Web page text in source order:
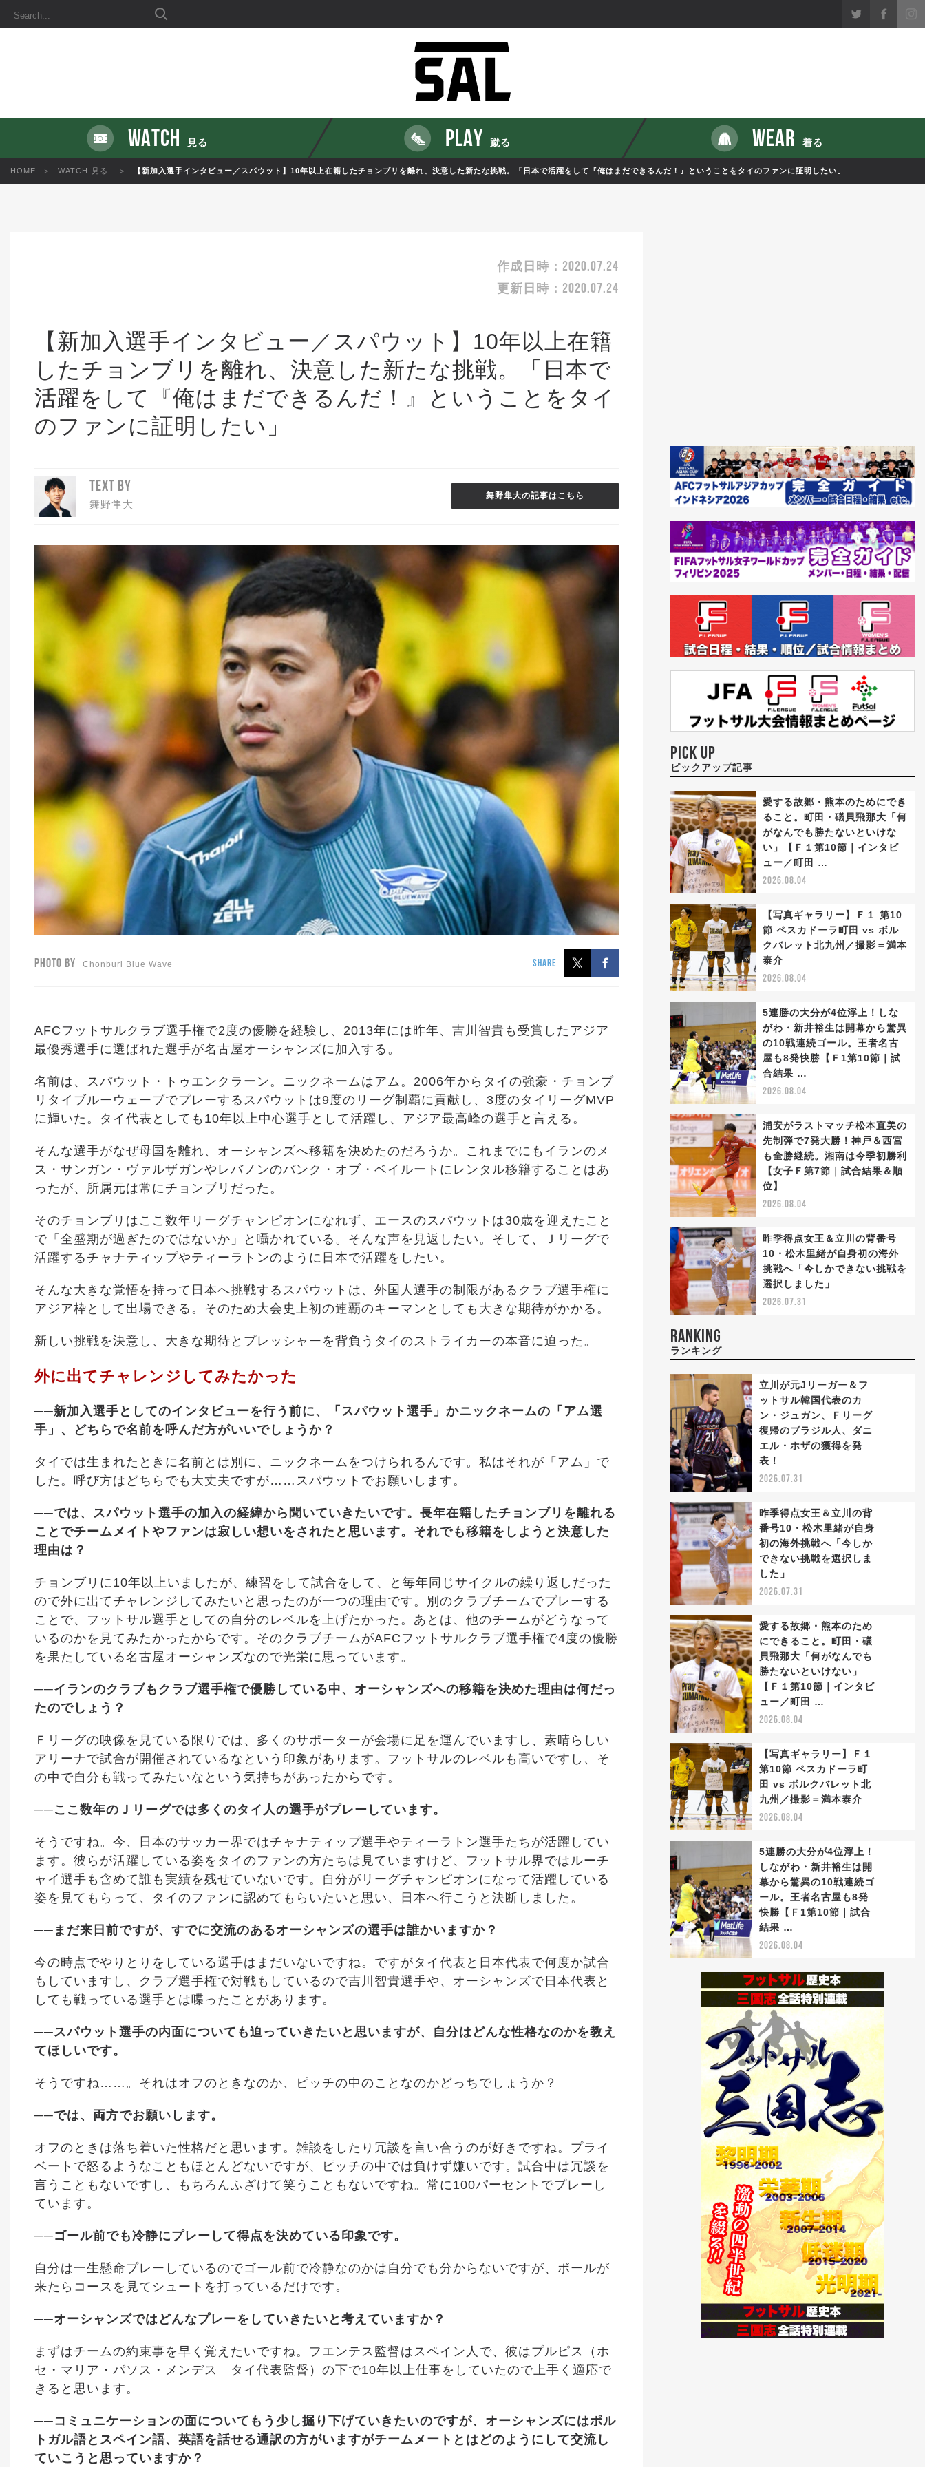
WATCH 見る PLAY 蹴る WEAR 着る
HOME WATCH-見る- 【新加入選手インタビュー／スパウット】10年以上在籍したチョンブリを離れ、決意した新たな挑戦。「日本で活躍をして『俺はまだできるんだ！』ということをタイのファンに証明したい」
作成日時： 2020.07.24
更新日時： 2020.07.24
【新加入選手インタビュー／スパウット】10年以上在籍
したチョンブリを離れ、決意した新たな挑戦。「日本で
活躍をして『俺はまだできるんだ！』ということをタイ
のファンに証明したい」
TEXT BY
舞野隼大
舞野隼大の記事はこちら
PHOTO BY Chonburi Blue Wave SHARE
AFCフットサルクラブ選手権で2度の優勝を経験し、2013年には昨年、吉川智貴も受賞したアジア
最優秀選手に選ばれた選手が名古屋オーシャンズに加入する。
名前は、スパウット・トゥエンクラーン。ニックネームはアム。2006年からタイの強豪・チョンブ
リタイブルーウェーブでプレーするスパウットは9度のリーグ制覇に貢献し、3度のタイリーグMVP
に輝いた。タイ代表としても10年以上中心選手として活躍し、アジア最高峰の選手と言える。
そんな選手がなぜ母国を離れ、オーシャンズへ移籍を決めたのだろうか。これまでにもイランのメ
ス・サンガン・ヴァルザガンやレバノンのバンク・オブ・ベイルートにレンタル移籍することはあ
ったが、所属元は常にチョンブリだった。
そのチョンブリはここ数年リーグチャンピオンになれず、エースのスパウットは30歳を迎えたこと
で「全盛期が過ぎたのではないか」と囁かれている。そんな声を見返したい。そして、Ｊリーグで
活躍するチャナティップやティーラトンのように日本で活躍をしたい。
そんな大きな覚悟を持って日本へ挑戦するスパウットは、外国人選手の制限があるクラブ選手権に
アジア枠として出場できる。そのため大会史上初の連覇のキーマンとしても大きな期待がかかる。
新しい挑戦を決意し、大きな期待とプレッシャーを背負うタイのストライカーの本音に迫った。
外に出てチャレンジしてみたかった
──新加入選手としてのインタビューを行う前に、「スパウット選手」かニックネームの「アム選
手」、どちらで名前を呼んだ方がいいでしょうか？
タイでは生まれたときに名前とは別に、ニックネームをつけられるんです。私はそれが「アム」で
した。呼び方はどちらでも大丈夫ですが……スパウットでお願いします。
──では、スパウット選手の加入の経緯から聞いていきたいです。長年在籍したチョンブリを離れる
ことでチームメイトやファンは寂しい想いをされたと思います。それでも移籍をしようと決意した
理由は？
チョンブリに10年以上いましたが、練習をして試合をして、と毎年同じサイクルの繰り返しだった
ので外に出てチャレンジしてみたいと思ったのが一つの理由です。別のクラブチームでプレーする
ことで、フットサル選手としての自分のレベルを上げたかった。あとは、他のチームがどうなって
いるのかを見てみたかったからです。そのクラブチームがAFCフットサルクラブ選手権で4度の優勝
を果たしている名古屋オーシャンズなので光栄に思っています。
──イランのクラブもクラブ選手権で優勝している中、オーシャンズへの移籍を決めた理由は何だっ
たのでしょう？
Ｆリーグの映像を見ている限りでは、多くのサポーターが会場に足を運んでいますし、素晴らしい
アリーナで試合が開催されているなという印象があります。フットサルのレベルも高いですし、そ
の中で自分も戦ってみたいなという気持ちがあったからです。
──ここ数年のＪリーグでは多くのタイ人の選手がプレーしています。
そうですね。今、日本のサッカー界ではチャナティップ選手やティーラトン選手たちが活躍してい
ます。彼らが活躍している姿をタイのファンの方たちは見ていますけど、フットサル界ではルーチ
ャイ選手も含めて誰も実績を残せていないです。自分がリーグチャンピオンになって活躍している
姿を見てもらって、タイのファンに認めてもらいたいと思い、日本へ行こうと決断しました。
──まだ来日前ですが、すでに交流のあるオーシャンズの選手は誰かいますか？
今の時点でやりとりをしている選手はまだいないですね。ですがタイ代表と日本代表で何度か試合
もしていますし、クラブ選手権で対戦もしているので吉川智貴選手や、オーシャンズで日本代表と
しても戦っている選手とは喋ったことがあります。
──スパウット選手の内面についても迫っていきたいと思いますが、自分はどんな性格なのかを教え
てほしいです。
そうですね……。それはオフのときなのか、ピッチの中のことなのかどっちでしょうか？
──では、両方でお願いします。
オフのときは落ち着いた性格だと思います。雑談をしたり冗談を言い合うのが好きですね。プライ
ベートで怒るようなこともほとんどないですが、ピッチの中では負けず嫌いです。試合中は冗談を
言うこともないですし、もちろんふざけて笑うこともないですね。常に100パーセントでプレーし
ています。
──ゴール前でも冷静にプレーして得点を決めている印象です。
自分は一生懸命プレーしているのでゴール前で冷静なのかは自分でも分からないですが、ボールが
来たらコースを見てシュートを打っているだけです。
──オーシャンズではどんなプレーをしていきたいと考えていますか？
まずはチームの約束事を早く覚えたいですね。フエンテス監督はスペイン人で、彼はプルピス（ホ
セ・マリア・パソス・メンデス タイ代表監督）の下で10年以上仕事をしていたので上手く適応で
きると思います。
──コミュニケーションの面についてもう少し掘り下げていきたいのですが、オーシャンズにはポル
トガル語とスペイン語、英語を話せる通訳の方がいますがチームメートとはどのようにして交流し
ていこうと思っていますか？
PICK UP
ピックアップ記事
愛する故郷・熊本のためにでき
ること。町田・礒貝飛那大「何
がなんでも勝たないといけな
い」【Ｆ１第10節｜インタビ
ュー／町田 …
2026.08.04
【写真ギャラリー】Ｆ１ 第10
節 ペスカドーラ町田 vs ボル
クバレット北九州／撮影＝満本
泰介
2026.08.04
5連勝の大分が4位浮上！しな
がわ・新井裕生は開幕から驚異
の10戦連続ゴール。王者名古
屋も8発快勝【Ｆ1第10節｜試
合結果 …
2026.08.04
浦安がラストマッチ松本直美の
先制弾で7発大勝！神戸＆西宮
も全勝継続。湘南は今季初勝利
【女子Ｆ第7節｜試合結果＆順
位】
2026.08.04
昨季得点女王＆立川の背番号
10・松木里緒が自身初の海外
挑戦へ「今しかできない挑戦を
選択しました」
2026.07.31
RANKING
ランキング
立川が元Jリーガー＆フ
ットサル韓国代表のカ
ン・ジュガン、Ｆリーグ
復帰のブラジル人、ダニ
エル・ホザの獲得を発
表！
2026.07.31
昨季得点女王＆立川の背
番号10・松木里緒が自身
初の海外挑戦へ「今しか
できない挑戦を選択しま
した」
2026.07.31
愛する故郷・熊本のため
にできること。町田・礒
貝飛那大「何がなんでも
勝たないといけない」
【Ｆ１第10節｜インタビ
ュー／町田 …
2026.08.04
【写真ギャラリー】Ｆ１
第10節 ペスカドーラ町
田 vs ボルクバレット北
九州／撮影＝満本泰介
2026.08.04
5連勝の大分が4位浮上！
しながわ・新井裕生は開
幕から驚異の10戦連続ゴ
ール。王者名古屋も8発
快勝【Ｆ1第10節｜試合
結果 …
2026.08.04